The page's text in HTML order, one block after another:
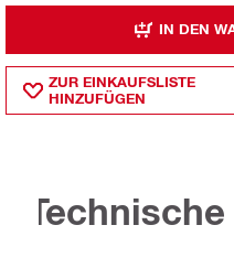
IN DEN
ZUR EINKAUFSLISTE
HINZUFÜGEN